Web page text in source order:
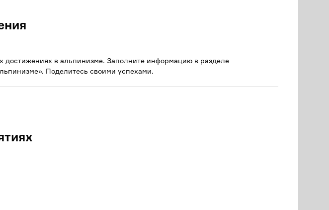
достижениях в альпинизме. Заполните информацию в разделе
Поделитесь своими успехами.